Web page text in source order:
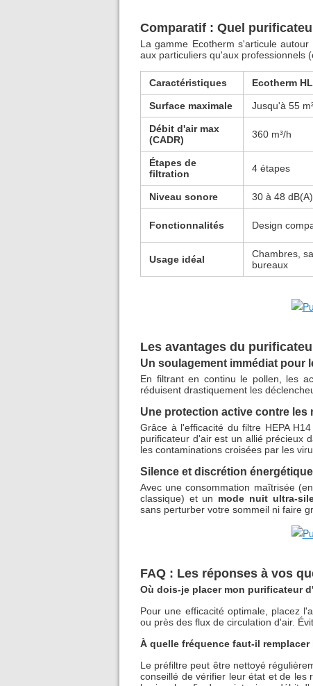
Comparatif : Quel
La gamme Ecotherm s'articule
aux particuliers qu'aux professionnels
Caractéristiques Ecotherm
Surface maximale Jusqu'à 55
Débit d'air max
(CADR)
360 m³/h
Étapes de
filtration
4 étapes
Niveau sonore 30 à 48 dB(A)
Fonctionnalités Design
Usage idéal
Chambres,
bureaux
Les avantages du
Un soulagement immédiat pour
En filtrant en continu le pollen, les
réduisent drastiquement les
Une protection active contre les
Grâce à l'efficacité du filtre HEPA
purificateur d'air est un allié précieux
les contaminations croisées par les
Silence et discrétion énergétique
Avec une consommation maîtrisée
classique) et un mode nuit ultra-
sans perturber votre sommeil ni faire
FAQ : Les réponses à vos
Où dois-je placer mon purificateur
Pour une efficacité optimale, placez
ou près des flux de circulation d'air.
À quelle fréquence faut-il remplacer
Le préfiltre peut être nettoyé
conseillé de vérifier leur état et de les